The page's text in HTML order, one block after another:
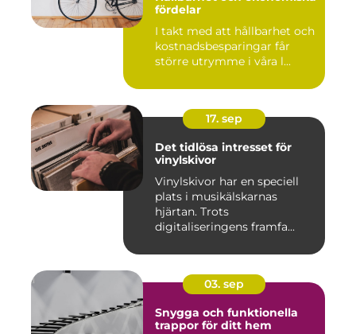
fördelar
I takt med att hållbarhet och
kostnadsbesparingar får
större utrymme i våra l...
17. sep
Det tidlösa intresset för
vinylskivor
Vinylskivor har en speciell
plats i musikälskarnas
hjärtan. Trots
digitaliseringens framfa...
03. sep
Snygga och funktionella
trappor för ditt hem